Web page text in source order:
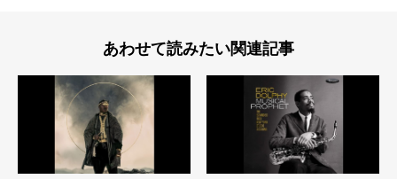
あわせて読みたい関連記事